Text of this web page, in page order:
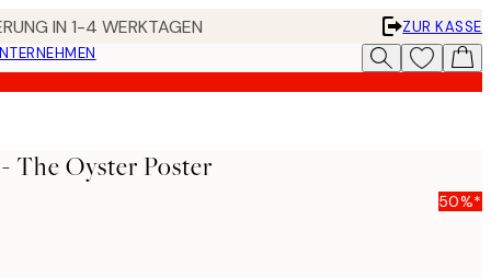
IN 1-4 WERKTAGEN
ZUR KASSE
The Oyster Poster
50%*